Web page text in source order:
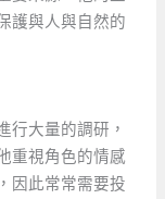
護與人與自然的
行大量的調研，
重視角色的情感
因此常常需要投